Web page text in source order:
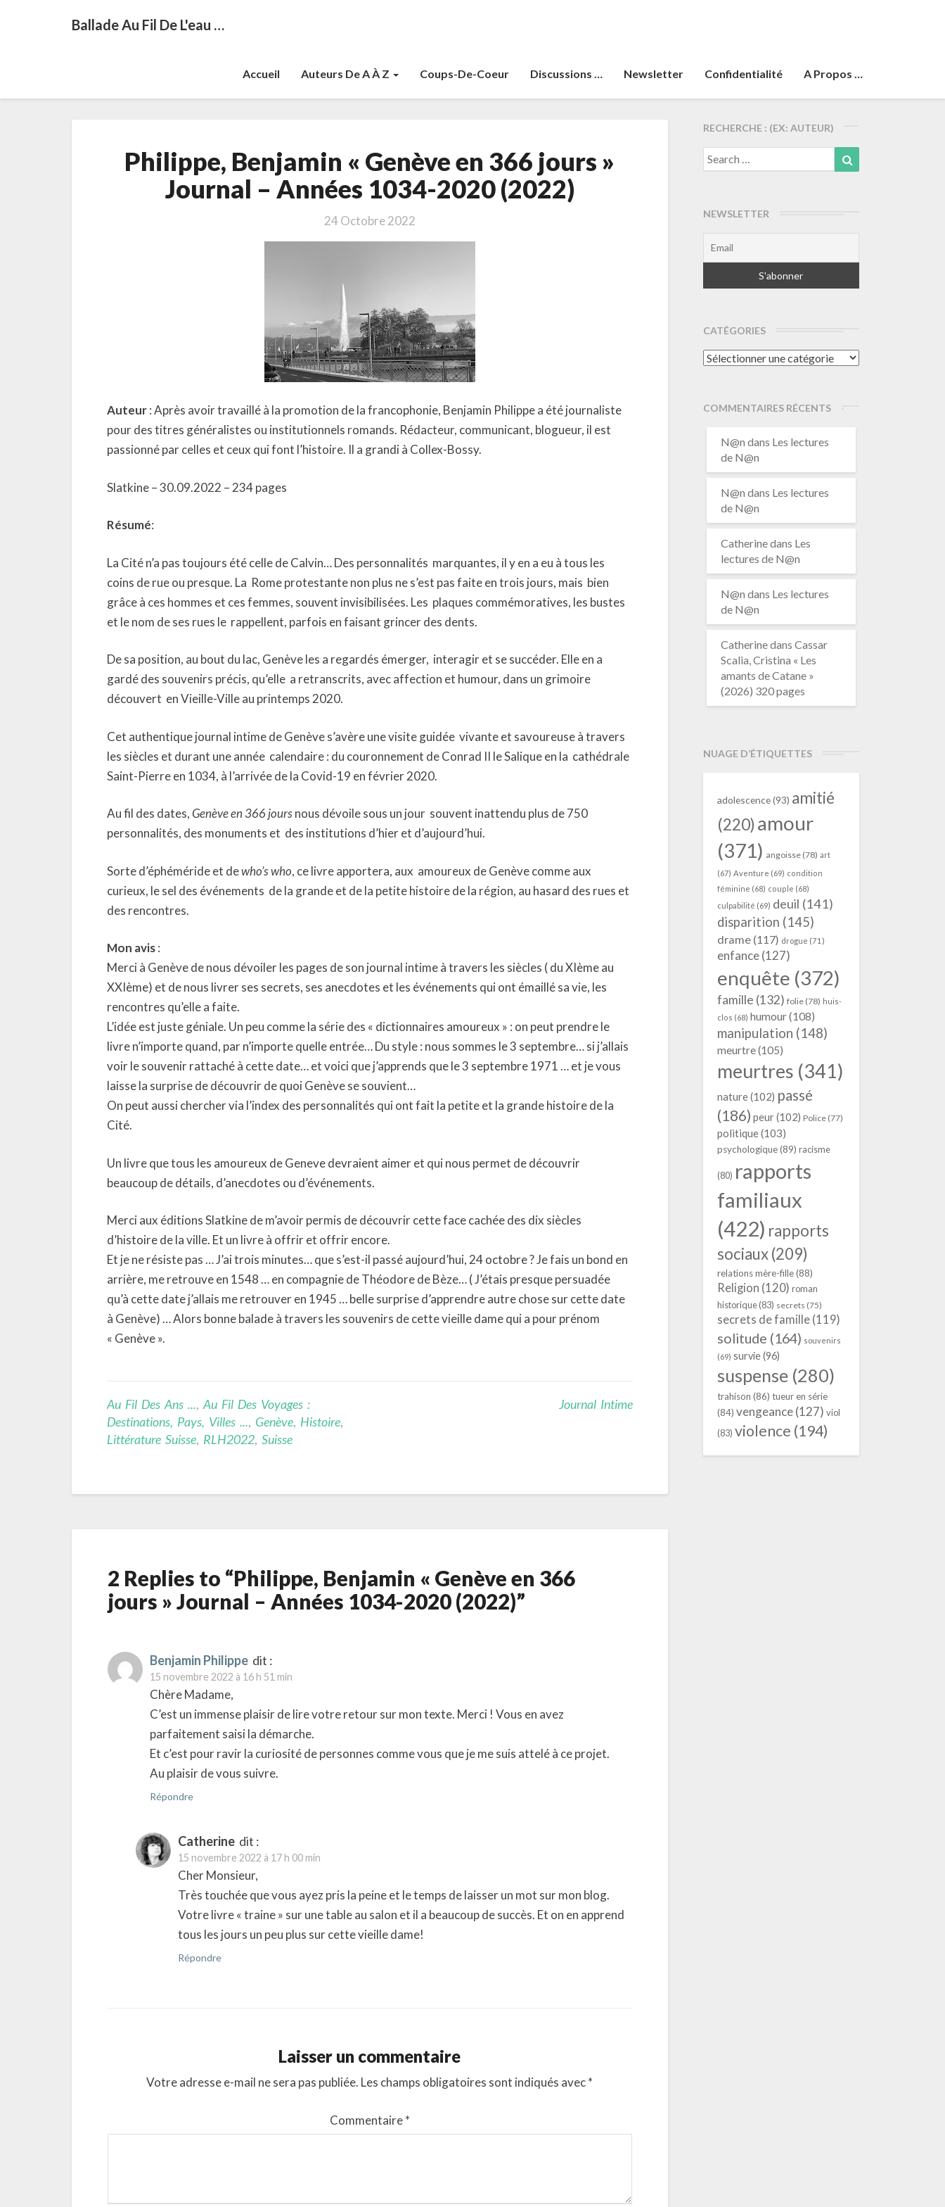
Ballade Au Fil De L'eau …
Accueil Auteurs De A À Z Coups-De-Coeur Discussions … Newsletter Confidentialité A Propos …
Benjamin
« Genève
en
jours »
2020
(2022)
Philippe, Benjamin « Genève en 366 jours »
Journal – Années 1034-2020 (2022)
24 Octobre 2022
Auteur: Après avoir travaillé à la promotion de la francophonie, Benjamin Philippe a été journaliste
pour des titres généralistes ou institutionnels romands. Rédacteur, communicant, blogueur, il est
passionné par celles et ceux qui font l’histoire. Il a grandi à Collex-Bossy.
Slatkine – 30.09.2022 – 234 pages
Résumé:
La Cité n’a pas toujours été celle de Calvin… Des personnalités marquantes, il y en a eu à tous les
coins de rue ou presque. La Rome protestante non plus ne s’est pas faite en trois jours, mais bien
grâce à ces hommes et ces femmes, souvent invisibilisées. Les plaques commémoratives, les bustes
et le nom de ses rues le rappellent, parfois en faisant grincer des dents.
De sa position, au bout du lac, Genève les a regardés émerger, interagir et se succéder. Elle en a
gardé des souvenirs précis, qu’elle a retranscrits, avec affection et humour, dans un grimoire
découvert en Vieille-Ville au printemps 2020.
Cet authentique journal intime de Genève s’avère une visite guidée vivante et savoureuse à travers
les siècles et durant une année calendaire : du couronnement de Conrad II le Salique en la cathédrale
Saint-Pierre en 1034, à l’arrivée de la Covid-19 en février 2020.
Au fil des dates,Genève en 366 joursnous dévoile sous un jour souvent inattendu plus de 750
personnalités, des monuments et des institutions d’hier et d’aujourd’hui.
Sorte d’éphéméride et dewho’s who, ce livre apportera, aux amoureux de Genève comme aux
curieux, le sel des événements de la grande et de la petite histoire de la région, au hasard des rues et
des rencontres.
Mon avis:
Merci à Genève de nous dévoiler les pages de son journal intime à travers les siècles ( du XIème au
XXIème) et de nous livrer ses secrets, ses anecdotes et les événements qui ont émaillé sa vie, les
rencontres qu’elle a faite.
L’idée est juste géniale. Un peu comme la série des « dictionnaires amoureux » : on peut prendre le
livre n’importe quand, par n’importe quelle entrée… Du style : nous sommes le 3 septembre… si j’allais
voir le souvenir rattaché à cette date… et voici que j’apprends que le 3 septembre 1971 … et je vous
laisse la surprise de découvrir de quoi Genève se souvient…
On peut aussi chercher via l’index des personnalités qui ont fait la petite et la grande histoire de la
Cité.
Un livre que tous les amoureux de Geneve devraient aimer et qui nous permet de découvrir
beaucoup de détails, d’anecdotes ou d’événements.
Merci aux éditions Slatkine de m’avoir permis de découvrir cette face cachée des dix siècles
d’histoire de la ville. Et un livre à offrir et offrir encore.
Et je ne résiste pas … J’ai trois minutes… que s’est-il passé aujourd’hui, 24 octobre ? Je fais un bond en
arrière, me retrouve en 1548 … en compagnie de Théodore de Bèze… ( J’étais presque persuadée
qu’à cette date j’allais me retrouver en 1945 … belle surprise d’apprendre autre chose sur cette date
à Genève) … Alors bonne balade à travers les souvenirs de cette vieille dame qui a pour prénom
« Genève ».
Au Fil Des Ans ..., Au Fil Des Voyages :
Destinations, Pays, Villes ..., Genève, Histoire,
Littérature Suisse, RLH2022, Suisse
Journal Intime
2 Replies to “Philippe, Benjamin « Genève en 366
jours » Journal – Années 1034-2020 (2022)”
Benjamin Philippe dit :
15 novembre 2022 à 16 h 51 min
Chère Madame,
C’est un immense plaisir de lire votre retour sur mon texte. Merci ! Vous en avez
parfaitement saisi la démarche.
Et c’est pour ravir la curiosité de personnes comme vous que je me suis attelé à ce projet.
Au plaisir de vous suivre.
Répondre
Catherine dit :
15 novembre 2022 à 17 h 00 min
Cher Monsieur,
Très touchée que vous ayez pris la peine et le temps de laisser un mot sur mon blog.
Votre livre « traine » sur une table au salon et il a beaucoup de succès. Et on en apprend
tous les jours un peu plus sur cette vieille dame!
Répondre
Laisser un commentaire
Votre adresse e-mail ne sera pas publiée. Les champs obligatoires sont indiqués avec*
Commentaire*
RECHERCHE : (EX: AUTEUR)
Search
for:
NEWSLETTER
CATÉGORIES
Catégories
COMMENTAIRES RÉCENTS
N@n dans Les lectures
de N@n
N@n dans Les lectures
de N@n
Catherinedans Les
lectures de N@n
N@n dans Les lectures
de N@n
Catherinedans Cassar
Scalia, Cristina « Les
amants de Catane »
(2026) 320 pages
NUAGE D’ÉTIQUETTES
adolescence(93) amitié
(220) amour
(371) angoisse(78) art
(67) Aventure (69) condition
féminine (68) couple (68)
culpabilité (69) deuil (141)
disparition (145)
drame(117) drogue (71)
enfance(127)
enquête (372)
famille (132) folie(78) huis-
clos (68) humour(108)
manipulation (148)
meurtre(105)
meurtres (341)
nature(102) passé
(186) peur(102) Police(77)
politique(103)
psychologique(89) racisme
(80) rapports
familiaux
(422) rapports
sociaux(209)
relations mère-fille(88)
Religion (120) roman
historique(83) secrets (75)
secrets de famille(119)
solitude (164) souvenirs
(69) survie(96)
suspense(280)
trahison (86) tueur en série
(84) vengeance(127) viol
(83) violence (194)